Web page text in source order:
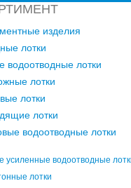
изделия
лотки
водоотводные лотки
лотки
лотки
лотки
водоотводные лотки
усиленные водоотводные
лотки